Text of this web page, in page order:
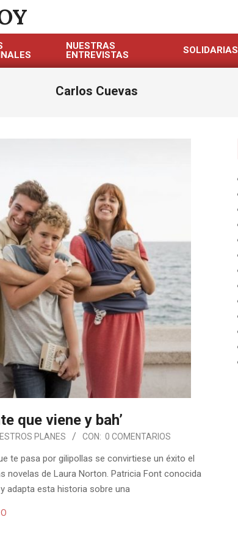
NUESTRAS
ENTREVISTAS
SOLIDARIAS
Carlos Cuevas
que viene y bah’
PLANES CON: 0 COMENTARIOS
te pasa por gilipollas se convirtiese un éxito el
novelas de Laura Norton. Patricia Font conocida
adapta esta historia sobre una